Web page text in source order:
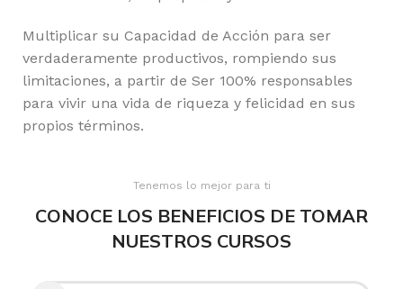
Multiplicar su Capacidad de Acción para ser
verdaderamente productivos, rompiendo sus
limitaciones, a partir de Ser 100% responsables
para vivir una vida de riqueza y felicidad en sus
propios términos.
Tenemos lo mejor para ti
CONOCE LOS BENEFICIOS DE TOMAR
NUESTROS CURSOS